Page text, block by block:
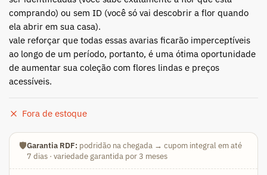
comprando) ou sem ID (você só vai descobrir a flor quando
ela abrir em sua casa).
vale reforçar que todas essas avarias ficarão imperceptíveis
ao longo de um período, portanto, é uma ótima oportunidade
de aumentar sua coleção com flores lindas e preços
acessíveis.
Fora de estoque
🛡️Garantia RDF: podridão na chegada → cupom integral em até
7 dias · variedade garantida por 3 meses